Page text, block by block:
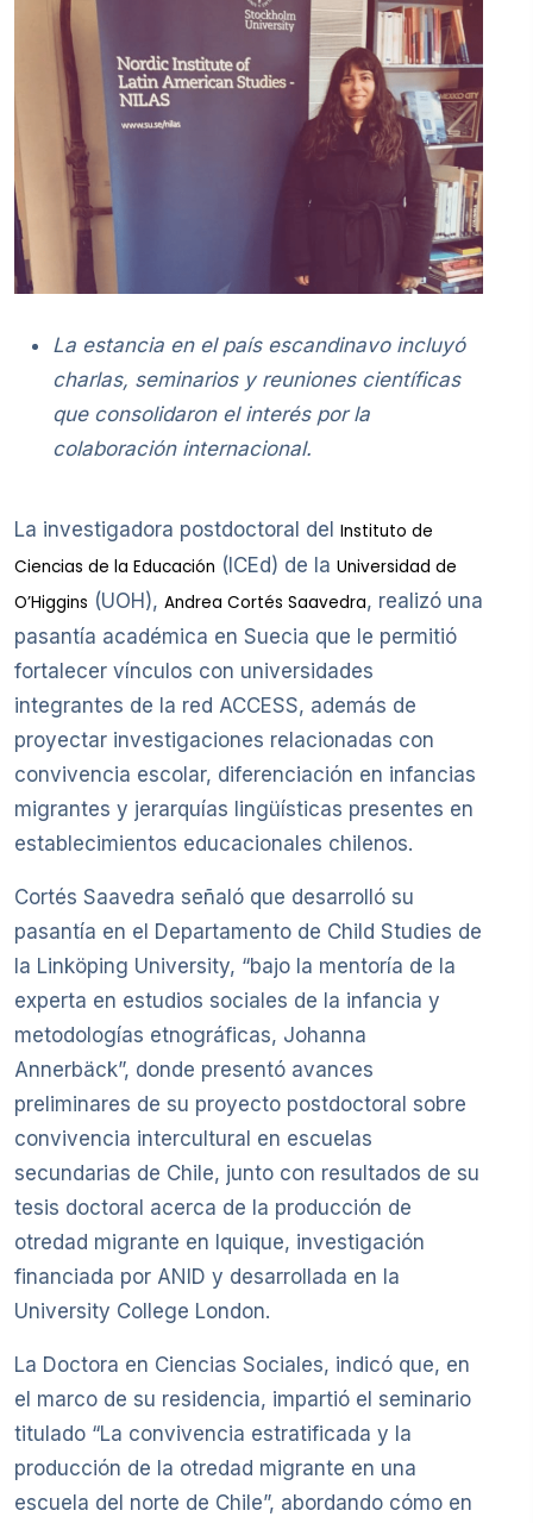
La estancia en el país escandinavo incluyó
charlas, seminarios y reuniones científicas
que consolidaron el interés por la
colaboración internacional.
La investigadora postdoctoral del Instituto de
Ciencias de la Educación (ICEd) de la Universidad de
O’Higgins (UOH), Andrea Cortés Saavedra, realizó una
pasantía académica en Suecia que le permitió
fortalecer vínculos con universidades
integrantes de la red ACCESS, además de
proyectar investigaciones relacionadas con
convivencia escolar, diferenciación en infancias
migrantes y jerarquías lingüísticas presentes en
establecimientos educacionales chilenos.
Cortés Saavedra señaló que desarrolló su
pasantía en el Departamento de Child Studies de
la Linköping University, “bajo la mentoría de la
experta en estudios sociales de la infancia y
metodologías etnográficas, Johanna
Annerbäck”, donde presentó avances
preliminares de su proyecto postdoctoral sobre
convivencia intercultural en escuelas
secundarias de Chile, junto con resultados de su
tesis doctoral acerca de la producción de
otredad migrante en Iquique, investigación
financiada por ANID y desarrollada en la
University College London.
La Doctora en Ciencias Sociales, indicó que, en
el marco de su residencia, impartió el seminario
titulado “La convivencia estratificada y la
producción de la otredad migrante en una
escuela del norte de Chile”, abordando cómo en